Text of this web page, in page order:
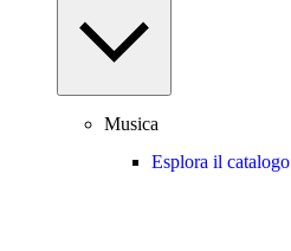
Musica
Esplora il catalogo